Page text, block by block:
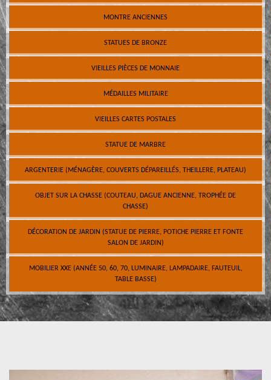
MONTRE ANCIENNES
STATUES DE BRONZE
VIEILLES PIÈCES DE MONNAIE
MÉDAILLES MILITAIRE
VIEILLES CARTES POSTALES
STATUE DE MARBRE
ARGENTERIE (MÉNAGÈRE, COUVERTS DÉPAREILLÉS, THEILLERE, PLATEAU)
OBJET SUR LA CHASSE (COUTEAU, DAGUE ANCIENNE, TROPHÉE DE
CHASSE)
DÉCORATION DE JARDIN (STATUE DE PIERRE, POTICHE PIERRE ET FONTE
SALON DE JARDIN)
MOBILIER XXE (ANNÉE 50, 60, 70, LUMINAIRE, LAMPADAIRE, FAUTEUIL,
TABLE BASSE)